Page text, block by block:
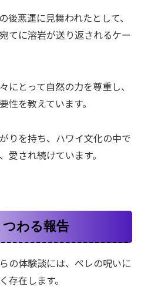
悪運に見舞われたとして、
てに溶岩が送り返されるケー
にとって自然の力を尊重し、
性を教えています。
りを持ち、ハワイ文化の中で
愛され続けています。
つわる報告
の体験談には、ペレの呪いに
存在します。